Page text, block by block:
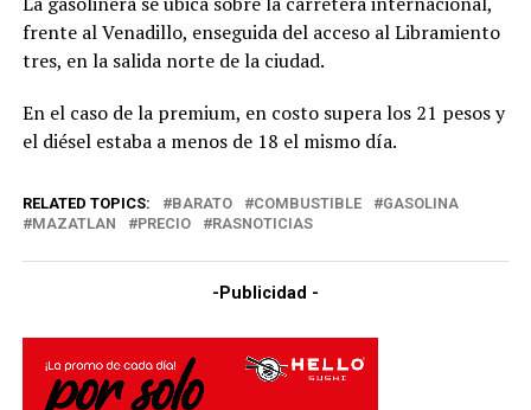
frente al Venadillo, enseguida del acceso al Libramiento
tres, en la salida norte de la ciudad.
En el caso de la premium, en costo supera los 21 pesos y
el diésel estaba a menos de 18 el mismo día.
RELATED TOPICS: BARATO COMBUSTIBLE
GASOLINA
MAZATLAN
PRECIO RASNOTICIAS
-Publicidad -